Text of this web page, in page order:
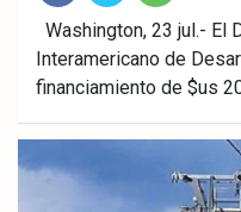
Fac
ebo
Twitt
er
What
sAp
Washington, 23 jul.- El
Interamericano de
financiamiento de $us